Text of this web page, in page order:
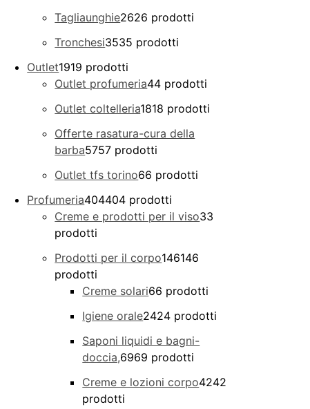
Tagliaunghie2626 prodotti
Tronchesi3535 prodotti
Outlet1919 prodotti
Outlet profumeria44 prodotti
Outlet coltelleria1818 prodotti
Offerte rasatura-cura della
barba5757 prodotti
Outlet tfs torino66 prodotti
Profumeria404404 prodotti
Creme e prodotti per il viso33
prodotti
Prodotti per il corpo146146
prodotti
Creme solari66 prodotti
Igiene orale2424 prodotti
Saponi liquidi e bagni-
doccia,6969 prodotti
Creme e lozioni corpo4242
prodotti